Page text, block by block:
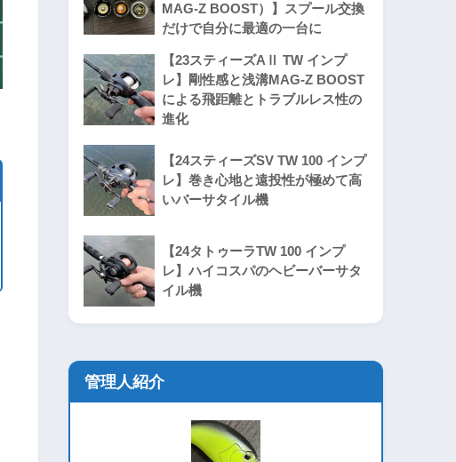
MAG-Z BOOST）】スプール交換
だけで自分に最適の一台に
【23スティーズAⅡ TW インプ
レ】剛性感と浅溝MAG-Z BOOST
による飛距離とトラブルレス性の
進化
【24スティーズSV TW 100 インプ
レ】巻き心地と遠投性が極めて高
いバーサタイル機
【24タトゥーラTW 100 インプ
レ】ハイコスパのヘビーバーサタ
イル機
管理人紹介